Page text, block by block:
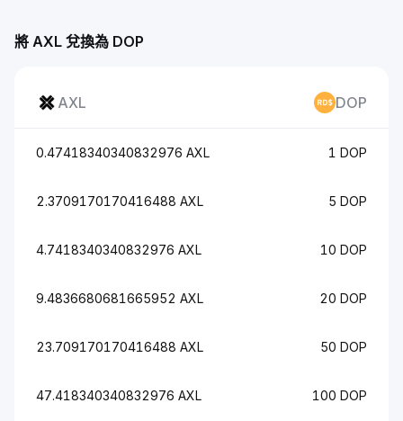
將 AXL 兌換為 DOP
AXL DOP
0.47418340340832976 AXL 1 DOP
2.3709170170416488 AXL 5 DOP
4.7418340340832976 AXL 10 DOP
9.4836680681665952 AXL 20 DOP
23.709170170416488 AXL 50 DOP
47.418340340832976 AXL 100 DOP